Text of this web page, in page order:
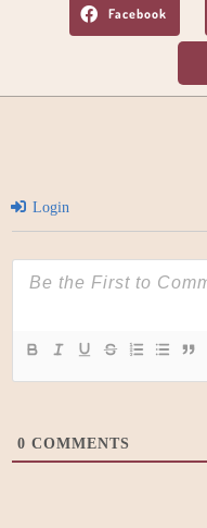
Facebook
Login
0 COMMENTS